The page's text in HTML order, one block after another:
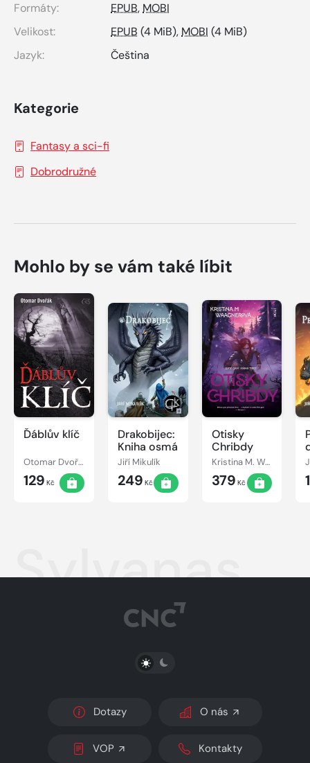
Formáty:
EPUB, MOBI
Velikost:
EPUB (4 MiB), MOBI (4 MiB)
Jazyk:
Čeština
Kategorie
Fantasy a sci-fi
Dobrodružné
Mohlo by se vám také líbit
Ďáblův klíč
Otomar Dvořák
129 Kč
Drakobijec:
Kniha osmá
Jiří Mikulík
249 Kč
Otisky
Chribdy
Kristina M. Waagnerová
379 Kč
Sylvanas
PŘEPNOUT SVĚTLÝ/TMAVÝ REŽIM
Dotazy O nás
VOP Kontakty